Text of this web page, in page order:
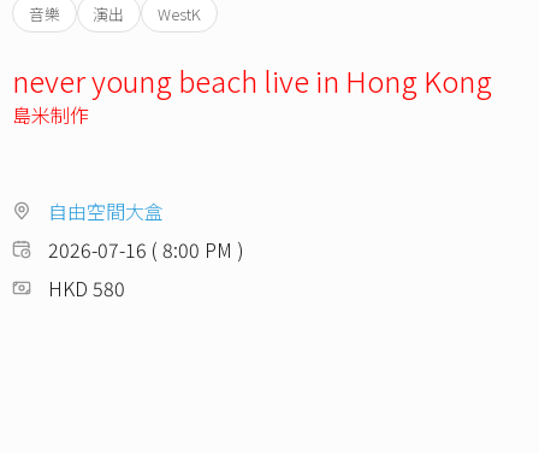
音樂 演出 WestK
never young beach live in Hong Kong
島米制作
自由空間大盒
2026-07-16 ( 8:00 PM )
HKD 580